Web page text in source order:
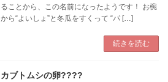
ることから、この名前になったようです！ お椀
から“よいしょ”と冬瓜をすくって “パ […]
続きを読む
カブトムシの卵????